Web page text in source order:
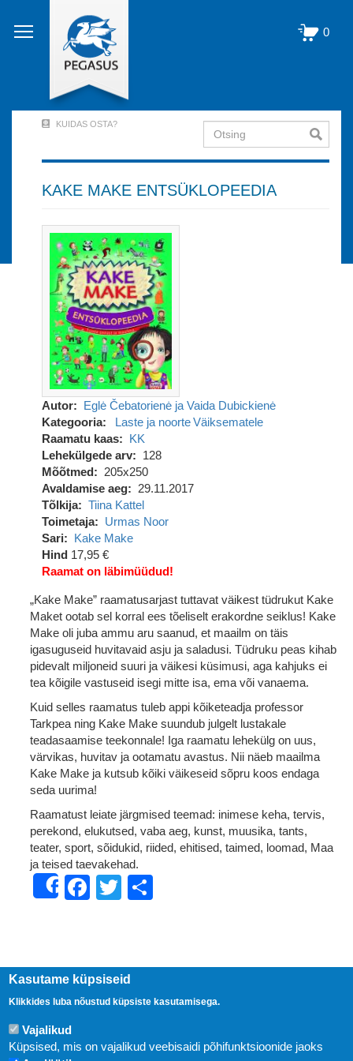
edasi
põhisisu
0
Account
Menu
out)
KUIDAS OSTA? Otsing
KAKE MAKE ENTSÜKLOPEEDIA
Autor
Eglė Čebatorienė ja Vaida Dubickienė
Kategooria
Laste ja noorte Väiksematele
Raamatu kaas
KK
Lehekülgede arv
128
Mõõtmed
205x250
Avaldamise aeg
29.11.2017
Tõlkija
Tiina Kattel
Toimetaja
Urmas Noor
Sari
Kake Make
Hind 17,95 €
Raamat on läbimüüdud!
„Kake Make” raamatusarjast tuttavat väikest tüdrukut Kake
Maket ootab sel korral ees tõeliselt erakordne seiklus! Kake
Make oli juba ammu aru saanud, et maailm on täis
igasuguseid huvitavaid asju ja saladusi. Tüdruku peas kihab
pidevalt miljoneid suuri ja väikesi küsimusi, aga kahjuks ei
tea kõigile vastuseid isegi mitte isa, ema või vanaema.
Kuid selles raamatus tuleb appi kõiketeadja professor
Tarkpea ning Kake Make suundub julgelt lustakale
teadasaamise teekonnale! Iga raamatu lehekülg on uus,
värvikas, huvitav ja ootamatu avastus. Nii näeb maailma
Kake Make ja kutsub kõiki väikeseid sõpru koos endaga
seda uurima!
Raamatust leiate järgmised teemad: inimese keha, tervis,
perekond, elukutsed, vaba aeg, kunst, muusika, tants,
teater, sport, sõidukid, riided, ehitised, taimed, loomad, Maa
ja teised taevakehad.
ShareFacebook
Twitter
Kasutame küpsiseid
Klikkides luba nõustud küpsiste kasutamisega.
Vajalikud
Küpsised, mis on vajalikud veebisaidi põhifunktsioonide jaoks